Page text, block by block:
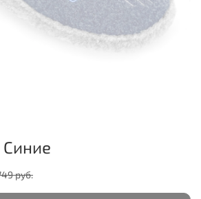
Синие
руб.